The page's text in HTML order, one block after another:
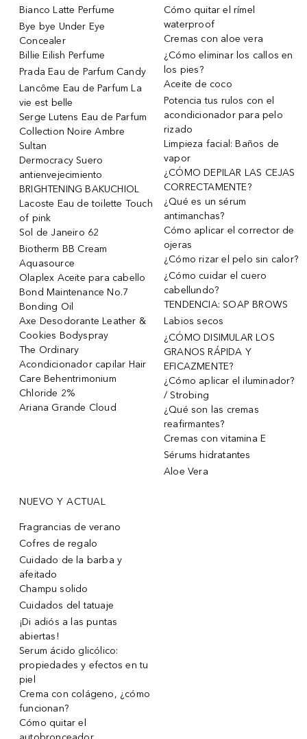
Bianco Latte Perfume
Bye bye Under Eye
Concealer
Billie Eilish Perfume
Prada Eau de Parfum Candy
Lancôme Eau de Parfum La
vie est belle
Serge Lutens Eau de Parfum
Collection Noire Ambre
Sultan
Dermocracy Suero
antienvejecimiento
BRIGHTENING BAKUCHIOL
Lacoste Eau de toilette Touch
of pink
Sol de Janeiro 62
Biotherm BB Cream
Aquasource
Olaplex Aceite para cabello
Bond Maintenance No.7
Bonding Oil
Axe Desodorante Leather &
Cookies Bodyspray
The Ordinary
Acondicionador capilar Hair
Care Behentrimonium
Chloride 2%
Ariana Grande Cloud
Cómo quitar el rímel
waterproof
Cremas con aloe vera
¿Cómo eliminar los callos en
los pies?
Aceite de coco
Potencia tus rulos con el
acondicionador para pelo
rizado
Limpieza facial: Baños de
vapor
¿CÓMO DEPILAR LAS CEJAS
CORRECTAMENTE?
¿Qué es un sérum
antimanchas?
Cómo aplicar el corrector de
ojeras
¿Cómo rizar el pelo sin calor?
¿Cómo cuidar el cuero
cabellundo?
TENDENCIA: SOAP BROWS
Labios secos
¿CÓMO DISIMULAR LOS
GRANOS RÁPIDA Y
EFICAZMENTE?
¿Cómo aplicar el iluminador?
/ Strobing
¿Qué son las cremas
reafirmantes?
Cremas con vitamina E
Sérums hidratantes
Aloe Vera
NUEVO Y ACTUAL
Fragrancias de verano
Cofres de regalo
Cuidado de la barba y
afeitado
Champu solido
Cuidados del tatuaje
¡Di adiós a las puntas
abiertas!
Serum ácido glicólico:
propiedades y efectos en tu
piel
Crema con colágeno, ¿cómo
funcionan?
Cómo quitar el